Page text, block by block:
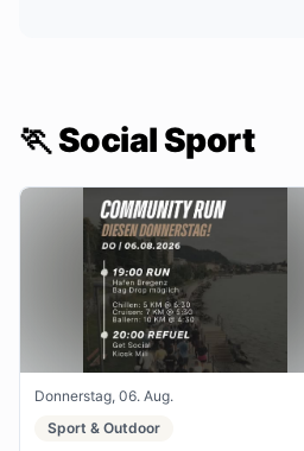
🏃 Social Sport
Donnerstag, 06. Aug.
Sport & Outdoor